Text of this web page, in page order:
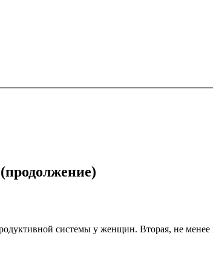
системы у женщин. Вторая, не